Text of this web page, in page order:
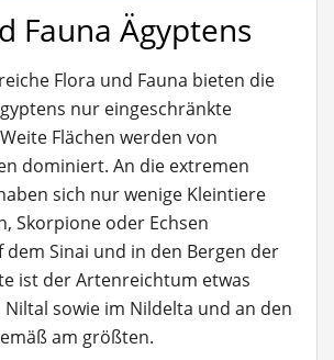
Fauna Ägyptens
Flora und Fauna bieten die
nur eingeschränkte
Flächen werden von
dominiert. An die extremen
sich nur wenige Kleintiere
Skorpione oder Echsen
dem Sinai und in den Bergen der
ist der Artenreichtum etwas
sowie im Nildelta und an den
am größten.